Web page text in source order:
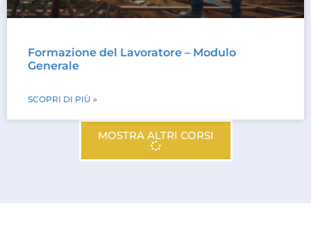
Formazione del Lavoratore – Modulo
Generale
SCOPRI DI PIÙ »
MOSTRA ALTRI CORSI